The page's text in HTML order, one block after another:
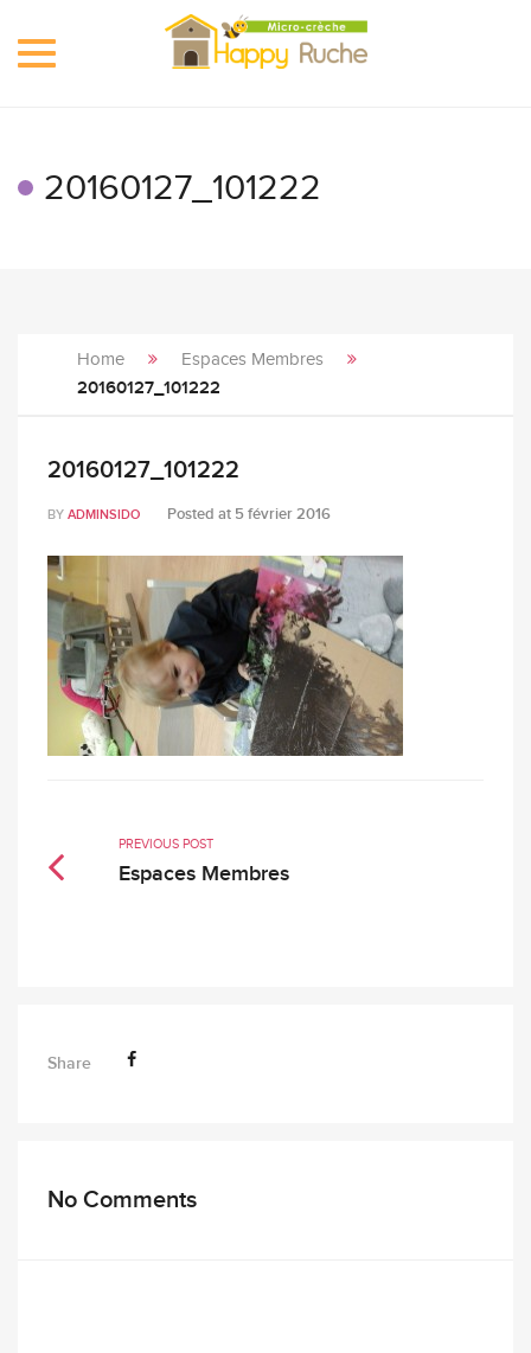
Toggle
20160127_101222
Home Espaces Membres
20160127_101222
20160127_101222
BY ADMINSIDO Posted at 5 février 2016
PREVIOUS POST
Espaces Membres
Share
No Comments